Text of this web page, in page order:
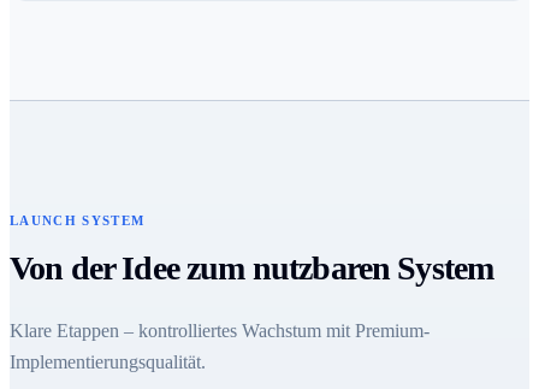
LAUNCH SYSTEM
Von der Idee zum nutzbaren System
Klare Etappen – kontrolliertes Wachstum mit Premium-
Implementierungsqualität.